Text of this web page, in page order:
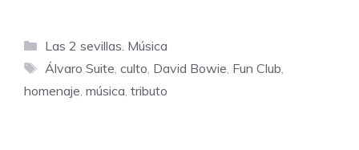
Categorías
Las 2 sevillas. Música
Etiquetas
Álvaro Suite culto David Bowie Fun Club
homenaje música tributo